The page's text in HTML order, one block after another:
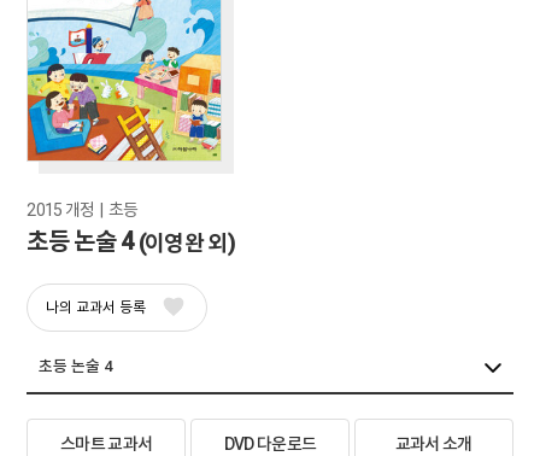
2015 개정  |  초등
초등 논술 4(이영완 외)
나의 교과서 등록
스마트 교과서 DVD 다운로드 교과서 소개